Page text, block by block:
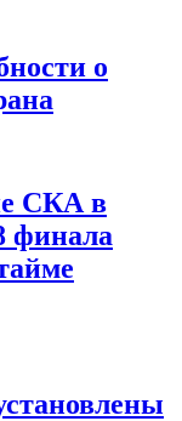
о
СКА в
финала